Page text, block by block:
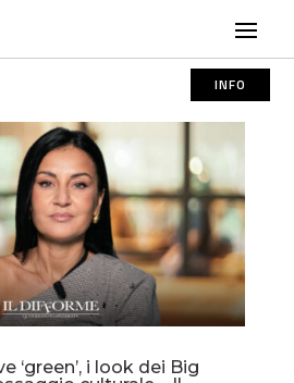
INFO
‘green’, i look dei Big